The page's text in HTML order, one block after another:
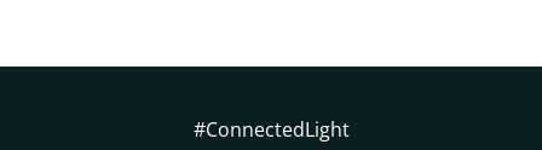
#ConnectedLight